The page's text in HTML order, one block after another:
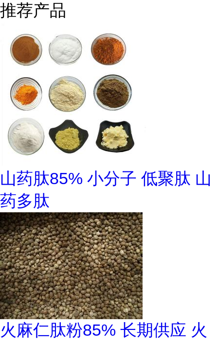
推荐产品
山药肽85% 小分子 低聚肽 山
药多肽
火麻仁肽粉85% 长期供应 火